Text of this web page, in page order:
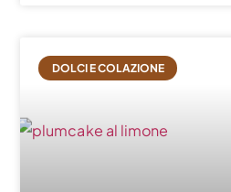
DOLCI E COLAZIONE